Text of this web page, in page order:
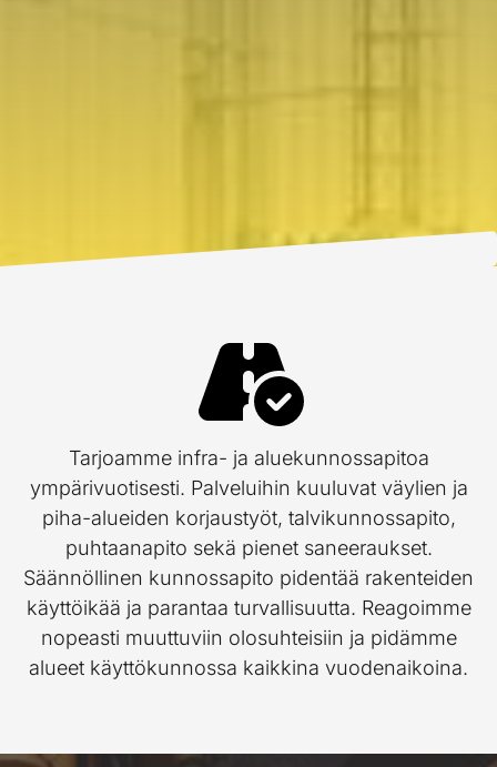
Tarjoamme infra- ja aluekunnossapitoa
ympärivuotisesti. Palveluihin kuuluvat väylien ja
piha-alueiden korjaustyöt, talvikunnossapito,
puhtaanapito sekä pienet saneeraukset.
Säännöllinen kunnossapito pidentää rakenteiden
käyttöikää ja parantaa turvallisuutta. Reagoimme
nopeasti muuttuviin olosuhteisiin ja pidämme
alueet käyttökunnossa kaikkina vuodenaikoina.